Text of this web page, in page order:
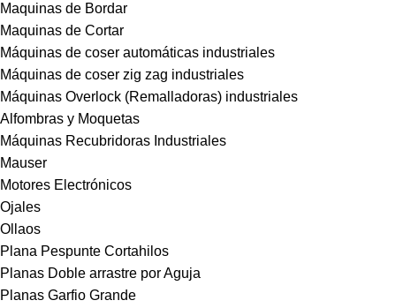
Maquinas de Bordar
Maquinas de Cortar
Máquinas de coser automáticas industriales
Máquinas de coser zig zag industriales
Máquinas Overlock (Remalladoras) industriales
Alfombras y Moquetas
Máquinas Recubridoras Industriales
Mauser
Motores Electrónicos
Ojales
Ollaos
Plana Pespunte Cortahilos
Planas Doble arrastre por Aguja
Planas Garfio Grande